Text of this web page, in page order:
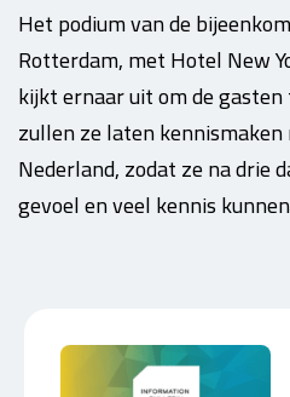
Het podium van de
Rotterdam, met Hotel New
kijkt ernaar uit om de
zullen ze laten
Nederland, zodat ze na drie
gevoel en veel kennis